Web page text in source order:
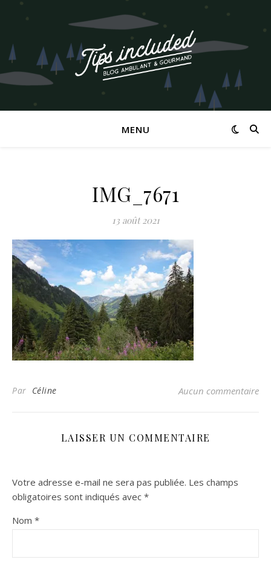
MENU
IMG_7671
13 août 2021
Par Céline Aucun commentaire
LAISSER UN COMMENTAIRE
Votre adresse e-mail ne sera pas publiée. Les champs
obligatoires sont indiqués avec *
Nom *